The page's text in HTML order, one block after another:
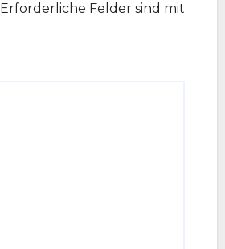
Erforderliche Felder sind mit